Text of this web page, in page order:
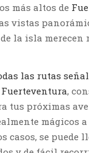
más altos de
vistas
la isla merecen
las rutas
,
tus próximas
mágicos a
casos, se puede